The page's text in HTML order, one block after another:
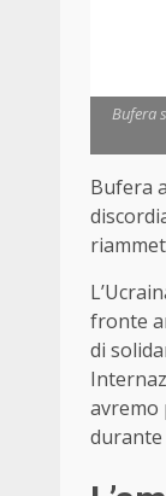
Bufera
Bufera
fronte
di
avremo
durante